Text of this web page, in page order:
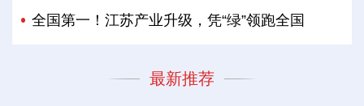
全国第一！江苏产业升级，凭“绿”领跑全国
最新推荐